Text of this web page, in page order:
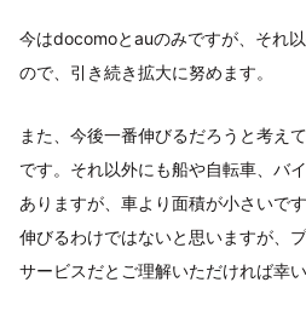
今はdocomoとauのみですが、それ
ので、引き続き拡大に努めます。
また、今後一番伸びるだろうと考え
です。それ以外にも船や自転車、バ
ありますが、車より面積が小さいで
伸びるわけではないと思いますが、
サービスだとご理解いただければ幸い